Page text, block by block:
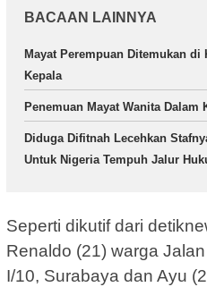
BACAAN LAINNYA
Mayat Perempuan Ditemukan di
Kepala
Penemuan Mayat Wanita Dalam
Diduga Difitnah Lecehkan
Untuk Nigeria Tempuh Jalur
Seperti dikutif dari
Renaldo (21) warga
I/10, Surabaya dan Ayu